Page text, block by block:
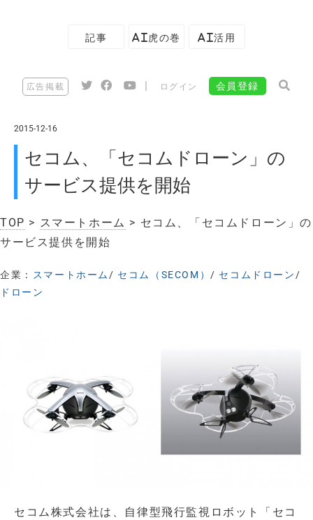
記事 AI虎の巻 AI活用
広告掲載 ログイン 会員登録
2015-12-16
セコム、「セコムドローン」の
サービス提供を開始
TOP > スマートホーム > セコム、「セコムドローン」の
サービス提供を開始
企業： スマートホーム/ セコム（SECOM）/ セコムドローン/
ドローン
セコム株式会社は、自律型飛行監視ロボット「セコ